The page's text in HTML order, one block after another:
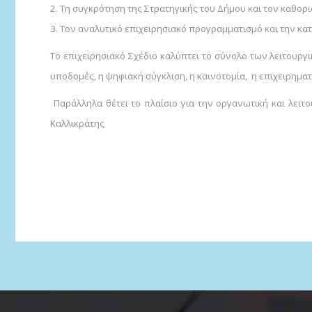
2. Τη συγκρότηση της Στρατηγικής του Δήμου και τον
3. Τον αναλυτικό επιχειρησιακό προγραμματισμό και την
Το επιχειρησιακό Σχέδιο καλύπτει το σύνολο των
υποδομές, η ψηφιακή σύγκλιση, η καινοτομία, η
Παράλληλα θέτει το πλαίσιο για την οργανωτική και
Καλλικράτης